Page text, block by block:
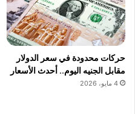
حركات محدودة في سعر الدولار
مقابل الجنيه اليوم.. أحدث الأسعار
4 مايو، 2026